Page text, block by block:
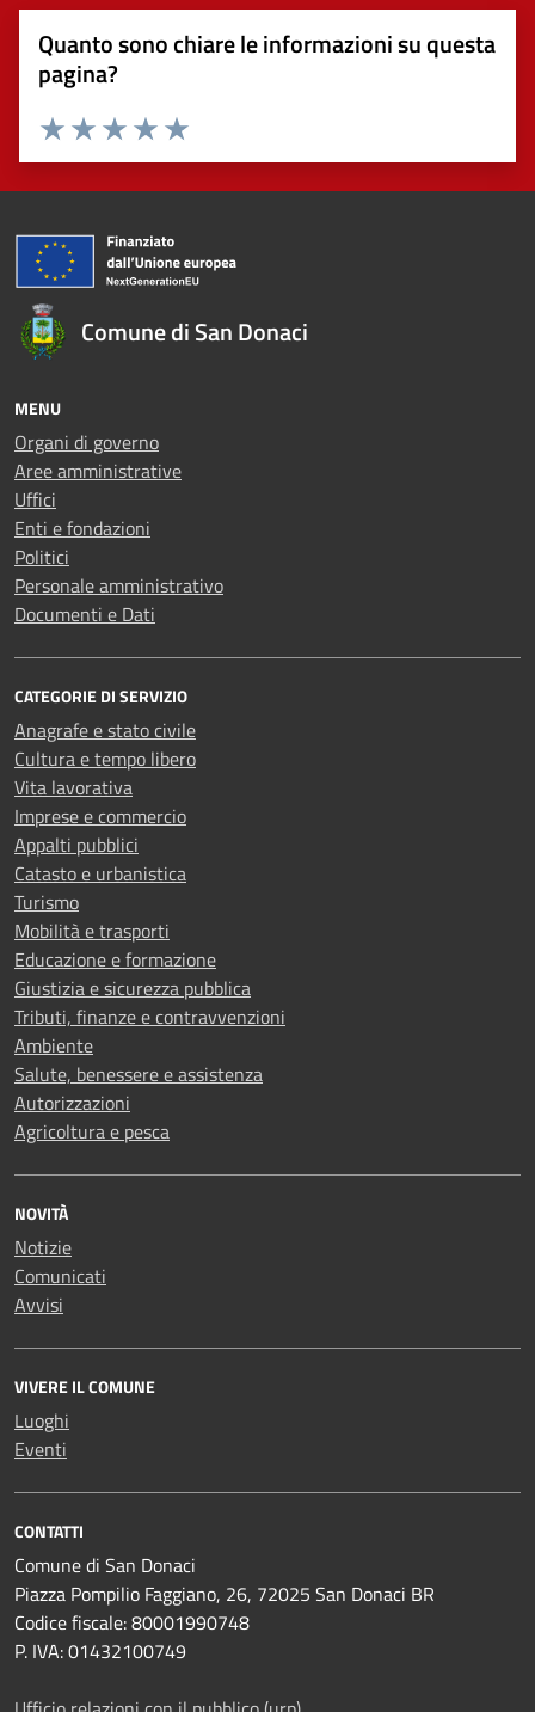
Quanto sono chiare le informazioni su questa
pagina?
Valuta 5 stelle su 5
Valuta 4 stelle su 5
Valuta 3 stelle su 5
Valuta 2 stelle su 5
Valuta 1 stelle su 5
Comune di San Donaci
MENU
Organi di governo
Aree amministrative
Uffici
Enti e fondazioni
Politici
Personale amministrativo
Documenti e Dati
CATEGORIE DI SERVIZIO
Anagrafe e stato civile
Cultura e tempo libero
Vita lavorativa
Imprese e commercio
Appalti pubblici
Catasto e urbanistica
Turismo
Mobilità e trasporti
Educazione e formazione
Giustizia e sicurezza pubblica
Tributi, finanze e contravvenzioni
Ambiente
Salute, benessere e assistenza
Autorizzazioni
Agricoltura e pesca
NOVITÀ
Notizie
Comunicati
Avvisi
VIVERE IL COMUNE
Luoghi
Eventi
CONTATTI
Comune di San Donaci
Piazza Pompilio Faggiano, 26, 72025 San Donaci BR
Codice fiscale: 80001990748
P. IVA: 01432100749